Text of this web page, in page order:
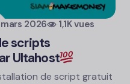
2026 1,1K vues
scripts
Ultahost
de script gratuit